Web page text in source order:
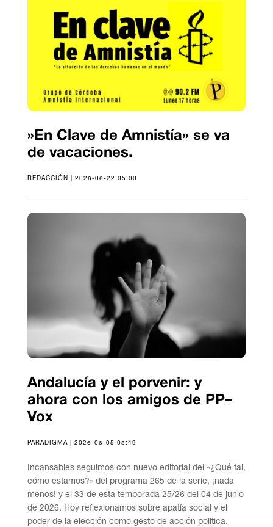
»En Clave de Amnistía» se va
de vacaciones.
REDACCIÓN | 2026-06-22 05:00
Andalucía y el porvenir: y
ahora con los amigos de PP–
Vox
PARADIGMA | 2026-06-05 08:49
Incansables seguimos con nuevo editorial del «¿Qué tal,
cómo estamos?» del programa 265 de la serie, ¡nada
menos! y el 33 de esta temporada 25/26 del 04 de junio
de 2026. Hoy reflexionamos sobre apatía social y el
poder de la elección como gesto de acción política.